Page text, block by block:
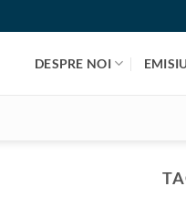
DESPRE NOI